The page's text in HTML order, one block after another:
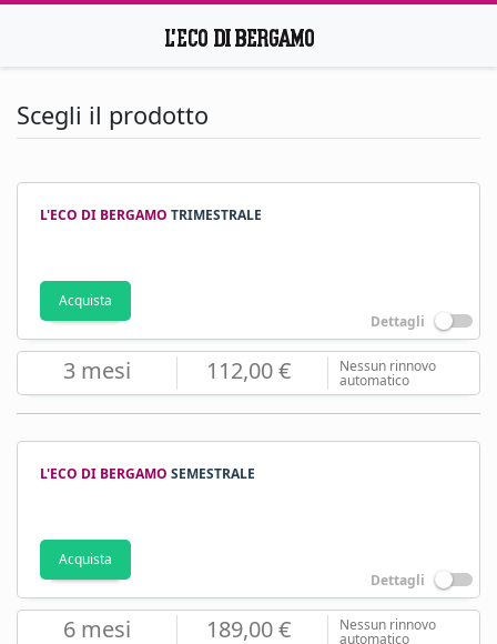
Scegli il prodotto
L'ECO DI BERGAMO TRIMESTRALE
Acquista
Dettagli
3 mesi 112,00 € Nessun rinnovo
automatico
L'ECO DI BERGAMO SEMESTRALE
Acquista
Dettagli
6 mesi 189,00 € Nessun rinnovo
automatico